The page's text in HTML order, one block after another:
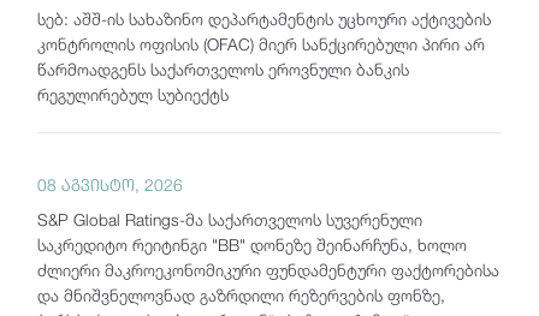
სებ: აშშ-ის სახაზინო დეპარტამენტის უცხოური აქტივების
კონტროლის ოფისის (OFAC) მიერ სანქცირებული პირი არ
წარმოადგენს საქართველოს ეროვნული ბანკის
რეგულირებულ სუბიექტს
08 აგვისტო, 2026
S&P Global Ratings-მა საქართველოს სუვერენული
საკრედიტო რეიტინგი "BB" დონეზე შეინარჩუნა, ხოლო
ძლიერი მაკროეკონომიკური ფუნდამენტური ფაქტორებისა
და მნიშვნელოვნად გაზრდილი რეზერვების ფონზე,